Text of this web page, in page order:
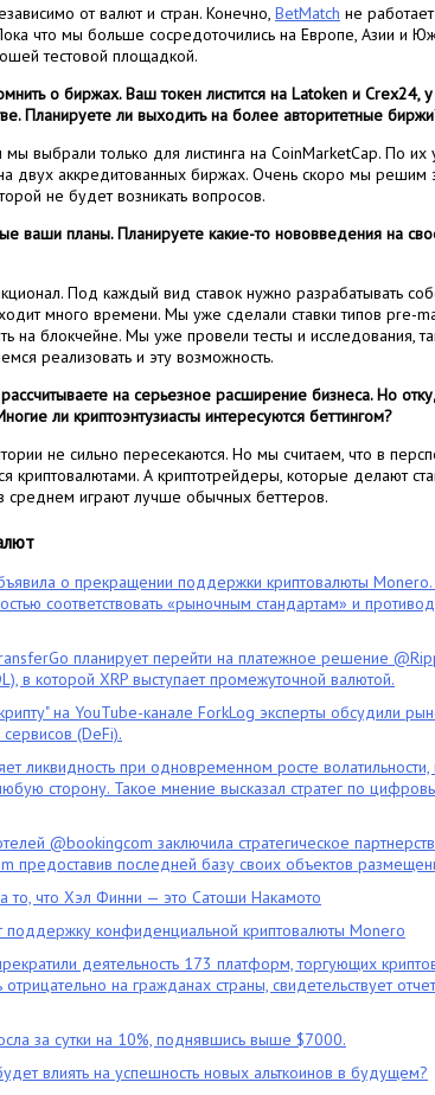
от валют и стран. Конечно, BetMatch не
что мы больше сосредоточились на Европе, Азии и
тестовой площадкой.
о биржах. Ваш токен листится на Latoken и Crex24,
Планируете ли выходить на более авторитетные
выбрали только для листинга на CoinMarketCap. По их
двух аккредитованных биржах. Очень скоро мы решим
не будет возникать вопросов.
ваши планы. Планируете какие-то нововведения на
Под каждый вид ставок нужно разрабатывать
много времени. Мы уже сделали ставки типов pre-
на блокчейне. Мы уже провели тесты и исследования,
реализовать и эту возможность.
на серьезное расширение бизнеса. Но
ли криптоэнтузиасты интересуются беттингом?
не сильно пересекаются. Но мы считаем, что в
криптовалютами. А криптотрейдеры, которые делают
среднем играют лучше обычных беттеров.
о прекращении поддержки криптовалюты
соответствовать «рыночным стандартам» и
планирует перейти на платежное решение
в которой XRP выступает промежуточной валютой.
на YouTube-канале ForkLog эксперты обсудили
(DeFi).
ликвидность при одновременном росте
сторону. Такое мнение высказал стратег по
@bookingcom заключила стратегическое
предоставив последней базу своих объектов
то, что Хэл Финни — это Сатоши Накамото
поддержку конфиденциальной криптовалюты Monero
деятельность 173 платформ, торгующих
на гражданах страны, свидетельствует отчет
за сутки на 10%, поднявшись выше $7000.
влиять на успешность новых альткоинов в будущем?